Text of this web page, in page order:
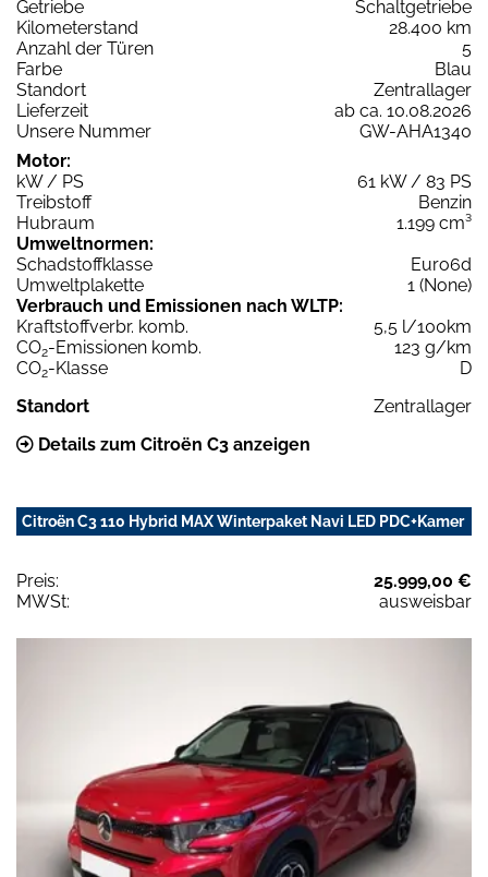
Getriebe
Schaltgetriebe
Kilometerstand
28.400 km
Anzahl der Türen
5
Farbe
Blau
Standort
Zentrallager
Lieferzeit
ab ca. 10.08.2026
Unsere Nummer
GW-AHA1340
Motor:
kW / PS
61 kW / 83 PS
Treibstoff
Benzin
Hubraum
1.199 cm³
Umweltnormen:
Schadstoffklasse
Euro6d
Umweltplakette
1 (None)
Verbrauch und Emissionen nach WLTP:
Kraftstoffverbr. komb.
5,5 l/100km
CO2-Emissionen komb.
123 g/km
CO2-Klasse
D
Standort
Zentrallager
Details zum Citroën C3 anzeigen
Citroën C3 110 Hybrid MAX Winterpaket Navi LED PDC+Kamer
Preis:
25.999,00 €
MWSt:
ausweisbar